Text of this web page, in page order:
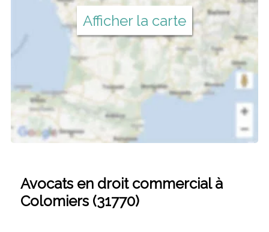
Afficher la carte
Avocats en droit commercial à
Colomiers (31770)